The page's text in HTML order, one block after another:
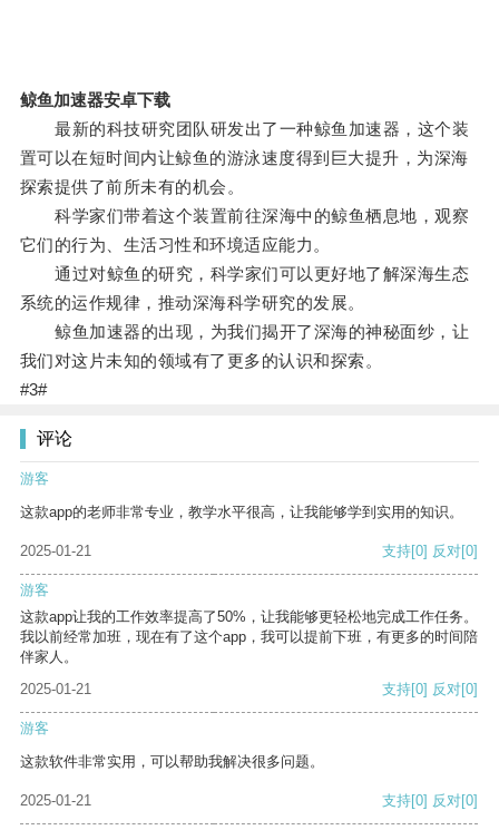
鲸鱼加速器安卓下载
最新的科技研究团队研发出了一种鲸鱼加速器，这个装
置可以在短时间内让鲸鱼的游泳速度得到巨大提升，为深海
探索提供了前所未有的机会。
科学家们带着这个装置前往深海中的鲸鱼栖息地，观察
它们的行为、生活习性和环境适应能力。
通过对鲸鱼的研究，科学家们可以更好地了解深海生态
系统的运作规律，推动深海科学研究的发展。
鲸鱼加速器的出现，为我们揭开了深海的神秘面纱，让
我们对这片未知的领域有了更多的认识和探索。
#3#
评论
游客
这款app的老师非常专业，教学水平很高，让我能够学到实用的知识。
2025-01-21 支持[0] 反对[0]
游客
这款app让我的工作效率提高了50%，让我能够更轻松地完成工作任务。
我以前经常加班，现在有了这个app，我可以提前下班，有更多的时间陪
伴家人。
2025-01-21
支持[0] 反对[0]
游客
这款软件非常实用，可以帮助我解决很多问题。
2025-01-21 支持[0] 反对[0]